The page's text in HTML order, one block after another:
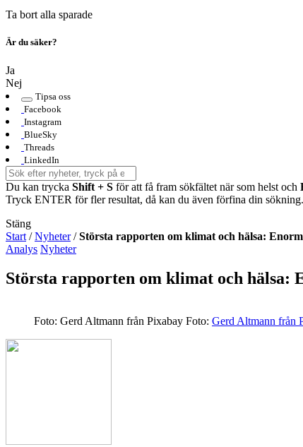
Ta bort alla sparade
Är du säker?
Ja
Nej
Tipsa oss
Facebook
Instagram
BlueSky
Threads
LinkedIn
Du kan trycka Shift + S för att få fram sökfältet när som helst och
Tryck ENTER för fler resultat, då kan du även förfina din sökning.
Stäng
Start /Nyheter/Största rapporten om klimat och hälsa:
Analys Nyheter
Största rapporten om klimat och
Foto: Gerd Altmann från Pixabay Foto: Gerd Altmann från